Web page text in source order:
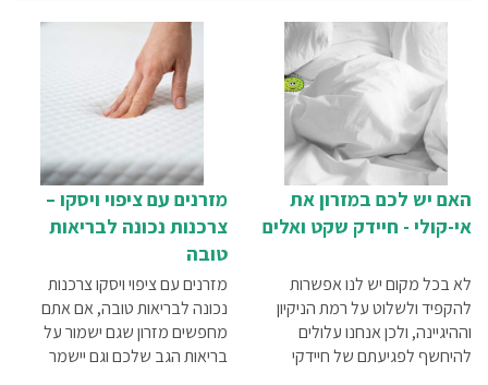
מזרנים עם ציפוי ויסקו –
צרכנות נכונה לבריאות
טובה
מזרנים עם ציפוי ויסקו צרכנות
נכונה לבריאות טובה, אם אתם
מחפשים מזרון שגם ישמור על
בריאות הגב שלכם וגם יישמר
האם יש לכם במזרון את
אי-קולי - חיידק שקט ואלים
לא בכל מקום יש לנו אפשרות
להקפיד ולשלוט על רמת הניקיון
וההיגיינה, ולכן אנחנו עלולים
להיחשף לפגיעתם של חיידקי